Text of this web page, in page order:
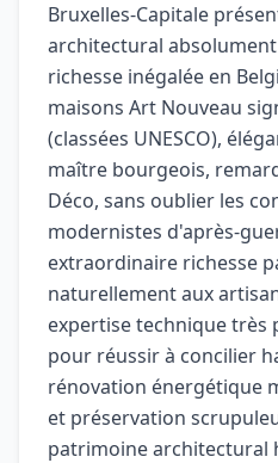
Bruxelles-Capitale
architectural
richesse inégalée en
maisons Art Nouveau
(classées UNESCO),
maître bourgeois,
Déco, sans oublier les
modernistes d'après-
extraordinaire richesse
naturellement aux
expertise technique
pour réussir à concilier
rénovation énergétique
et préservation
patrimoine architectural